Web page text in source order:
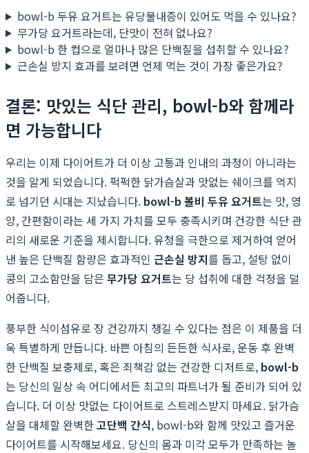
bowl-b 두유 요거트는 유당불내증이 있어도 먹을 수 있나요?
무가당 요거트라는데, 단맛이 전혀 없나요?
bowl-b 한 컵으로 얼마나 많은 단백질을 섭취할 수 있나요?
근손실 방지 효과를 보려면 언제 먹는 것이 가장 좋은가요?
결론: 맛있는 식단 관리, bowl-b와 함께라
면 가능합니다
우리는 이제 다이어트가 더 이상 고통과 인내의 과정이 아니라는
것을 알게 되었습니다. 퍽퍽한 닭가슴살과 맛없는 쉐이크를 억지
로 넘기던 시대는 지났습니다. bowl-b 볼비 두유 요거트는 맛, 영
양, 간편함이라는 세 가지 가치를 모두 충족시키며 건강한 식단 관
리의 새로운 기준을 제시합니다. 유청을 극한으로 제거하여 얻어
낸 높은 단백질 함량은 효과적인 근손실 방지를 돕고, 설탕 없이
콩의 고소함만을 담은 무가당 요거트는 당 섭취에 대한 걱정을 덜
어줍니다.
풍부한 식이섬유로 장 건강까지 챙길 수 있다는 점은 이 제품을 더
욱 특별하게 만듭니다. 바쁜 아침의 든든한 식사로, 운동 후 완벽
한 단백질 보충제로, 혹은 죄책감 없는 건강한 디저트로, bowl-b
는 당신의 일상 속 어디에서든 최고의 파트너가 될 준비가 되어 있
습니다. 더 이상 맛없는 다이어트로 스트레스받지 마세요. 닭가슴
살을 대체할 완벽한고단백 간식, bowl-b와 함께 맛있고 즐거운
다이어트를 시작해보세요. 당신의 몸과 미각 모두가 만족하는 놀